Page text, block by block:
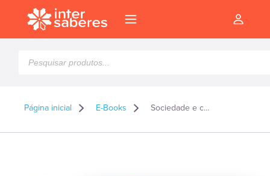
produtos
Página inicial E-Books Sociedade e contemporaneidade – E-book